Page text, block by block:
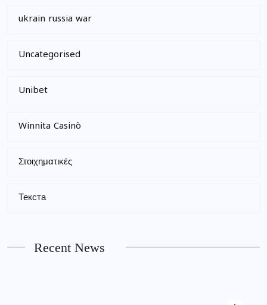
ukrain russia war
Uncategorised
Unibet
Winnita Casinò
Στοιχηματικές
Текста
Recent News